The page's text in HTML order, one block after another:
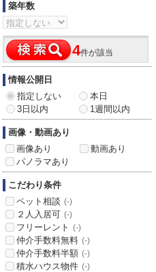
築年数
4件が該当
情報公開日
指定しない
本日
3日以内
1週間以内
画像・動画あり
画像あり
動画あり
パノラマあり
こだわり条件
ペット相談 (-)
２人入居可 (-)
フリーレント (-)
仲介手数料無料 (-)
仲介手数料半額 (-)
積水ハウス物件 (-)